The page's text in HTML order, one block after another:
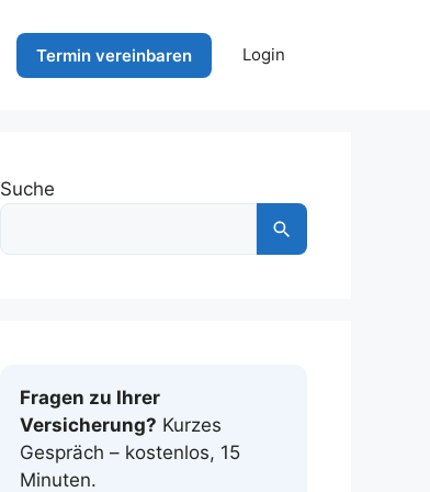
Termin vereinbaren Login
Suche
Fragen zu Ihrer
Versicherung? Kurzes
Gespräch – kostenlos, 15
Minuten.